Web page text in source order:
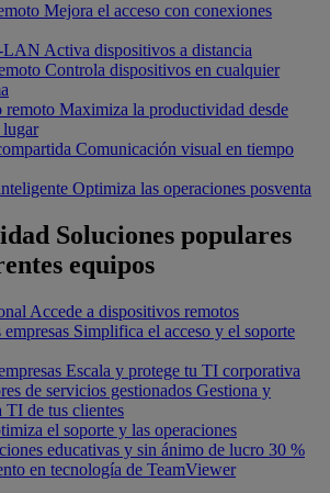
Mejora el acceso con conexiones
LAN Activa dispositivos a distancia
Controla dispositivos en cualquier
remoto Maximiza la productividad desde
Comunicación visual en tiempo
Optimiza las operaciones posventa
Soluciones populares
equipos
Accede a dispositivos remotos
empresas Simplifica el acceso y el soporte
Escala y protege tu TI corporativa
de servicios gestionados Gestiona y
TI de tus clientes
el soporte y las operaciones
educativas y sin ánimo de lucro 30 %
en tecnología de TeamViewer